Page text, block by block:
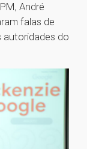
André
falas de
autoridades do